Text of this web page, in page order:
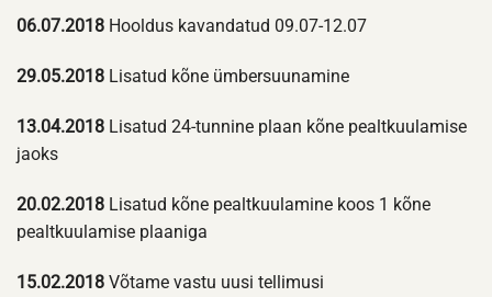
06.07.2018 Hooldus kavandatud 09.07-12.07
29.05.2018 Lisatud kõne ümbersuunamine
13.04.2018 Lisatud 24-tunnine plaan kõne pealtkuulamise
jaoks
20.02.2018 Lisatud kõne pealtkuulamine koos 1 kõne
pealtkuulamise plaaniga
15.02.2018 Võtame vastu uusi tellimusi